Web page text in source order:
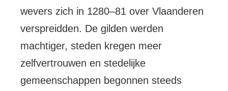
wevers zich in 1280–81 over Vlaanderen
verspreidden. De gilden werden
machtiger, steden kregen meer
zelfvertrouwen en stedelijke
gemeenschappen begonnen steeds